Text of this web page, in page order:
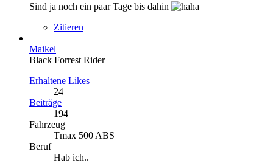
Sind ja noch ein paar Tage bis dahin
Zitieren
Maikel
Black Forrest Rider
Erhaltene Likes
24
Beiträge
194
Fahrzeug
Tmax 500 ABS
Beruf
Hab ich..